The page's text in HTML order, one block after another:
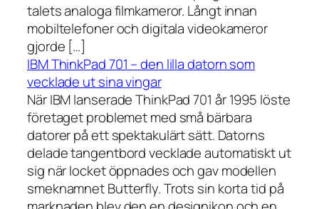
talets analoga filmkameror. Långt innan
mobiltelefoner och digitala videokameror
gjorde […]
IBM ThinkPad 701 – den lilla datorn som
vecklade ut sina vingar
När IBM lanserade ThinkPad 701 år 1995 löste
företaget problemet med små bärbara
datorer på ett spektakulärt sätt. Datorns
delade tangentbord vecklade automatiskt ut
sig när locket öppnades och gav modellen
smeknamnet Butterfly. Trots sin korta tid på